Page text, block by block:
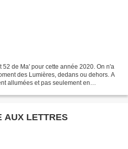
52 de Ma' pour cette année 2020. On n'a
des Lumières, dedans ou dehors. A
allumées et pas seulement en
AUX LETTRES